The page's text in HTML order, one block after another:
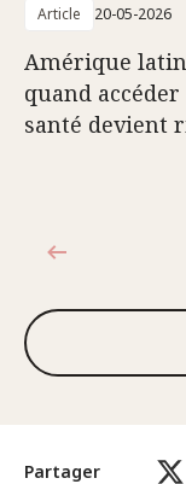
Partager
Article 20-05-2026
Amérique
quand
santé devient